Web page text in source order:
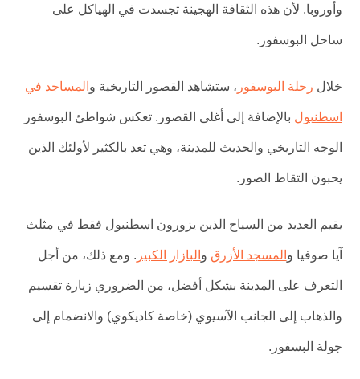
وأوروبا. لأن هذه الثقافة الهجينة تجسدت في الهياكل على
ساحل البوسفور.
خلال رحلة البوسفور ، ستشاهد القصور التاريخية والمساجد في
اسطنبولبالإضافة إلى أغلى القصور. تعكس شواطئ البوسفور
الوجه التاريخي والحديث للمدينة، وهي تعد بالكثير لأولئك الذين
يحبون التقاط الصور.
يقيم العديد من السياح الذين يزورون اسطنبول فقط في مثلث
آيا صوفيا والمسجد الأزرقوالبازار الكبير . ومع ذلك، من أجل
التعرف على المدينة بشكل أفضل، من الضروري زيارة تقسيم
والذهاب إلى الجانب الآسيوي (خاصة كاديكوي) والانضمام إلى
جولة البسفور.